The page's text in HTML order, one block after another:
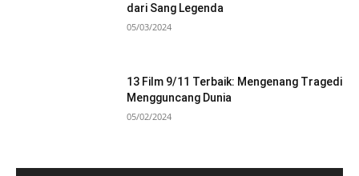
dari Sang Legenda
05/03/2024
13 Film 9/11 Terbaik: Mengenang Tragedi
Mengguncang Dunia
05/02/2024